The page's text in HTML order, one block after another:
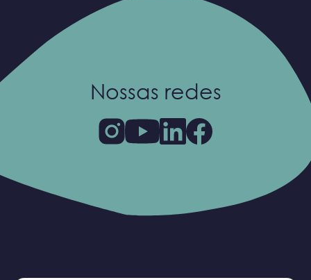
Nossas redes